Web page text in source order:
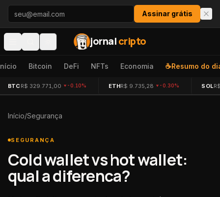
Pular para o conteúdo
Assinar grátis
jornalcripto
Bitcoin DeFi NFTs Economia ☕Resumo do
BTC R$ 329.771,00 -0.10% ETHR$ 9.735,28 -0.30% SOL
Início/Segurança
SEGURANÇA
Cold wallet vs hot wallet:
qual a diferenca?